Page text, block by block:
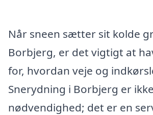
Når sneen sætter sit kolde
Borbjerg, er det vigtigt at
for, hvordan veje og
Snerydning i Borbjerg er
nødvendighed; det er en